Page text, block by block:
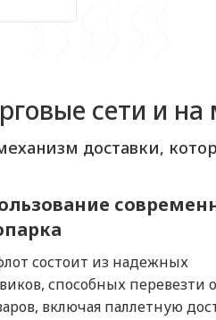
сети и
доставки,
состоит из надежных
способных перевезти
включая паллетную